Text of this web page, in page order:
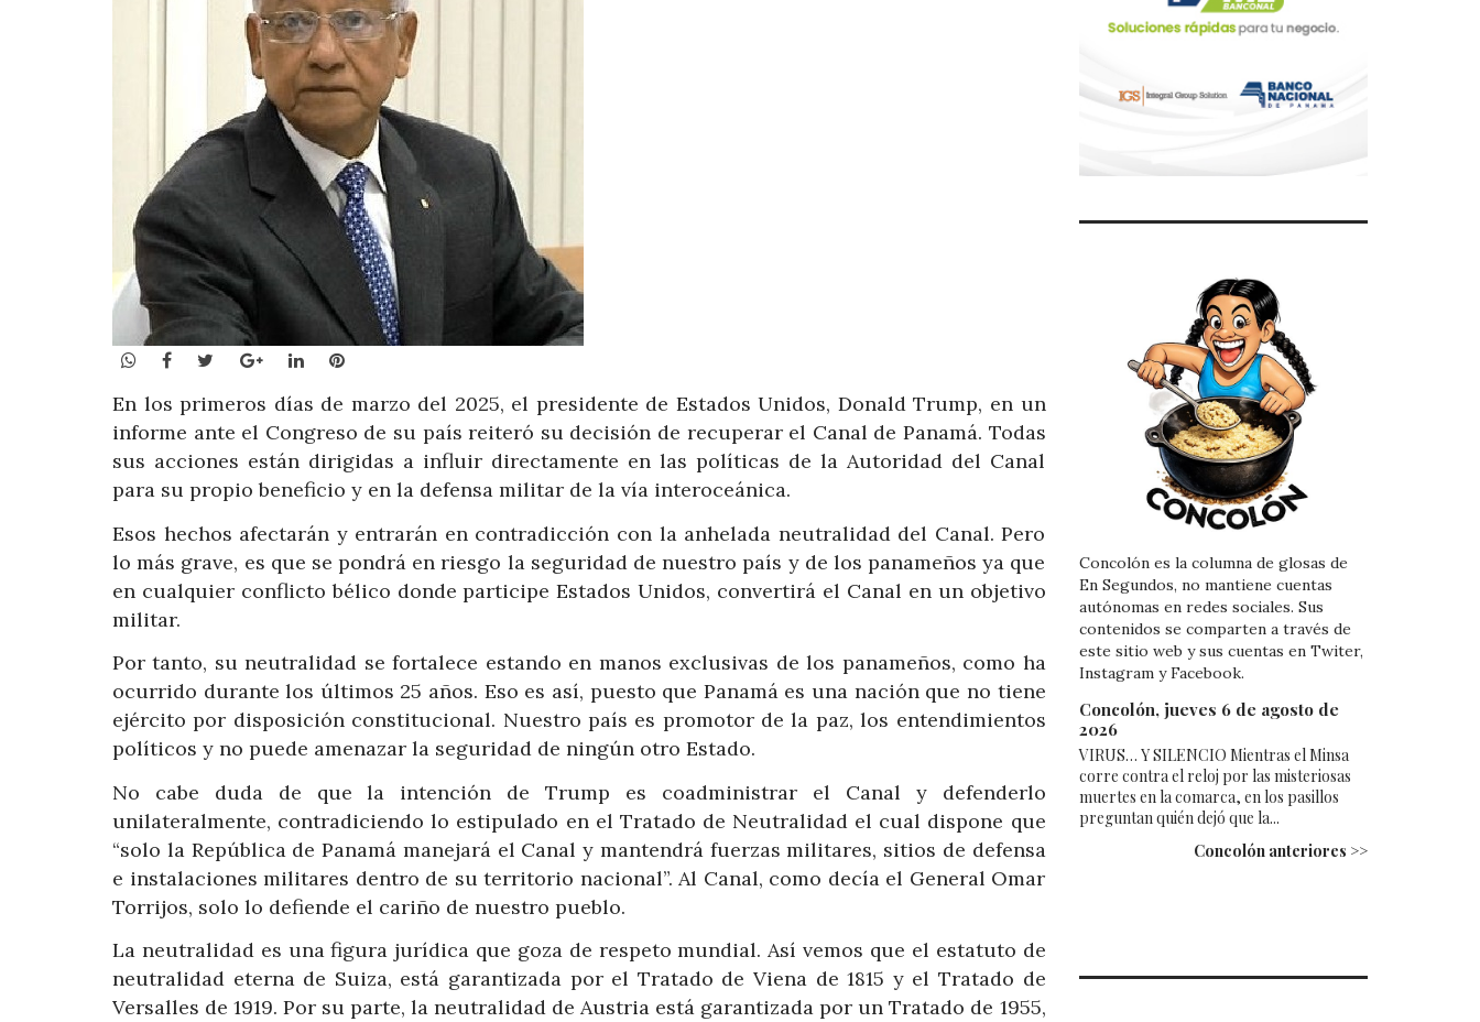
WhatsApp
Facebook
TwitterGoogle+LinkedInPinterest
En los primeros días de marzo del 2025, el presidente de Estados Unidos, Donald Trump, en un
informe ante el Congreso de su país reiteró su decisión de recuperar el Canal de Panamá. Todas
sus acciones están dirigidas a influir directamente en las políticas de la Autoridad del Canal
para su propio beneficio y en la defensa militar de la vía interoceánica.
Esos hechos afectarán y entrarán en contradicción con la anhelada neutralidad del Canal. Pero
lo más grave, es que se pondrá en riesgo la seguridad de nuestro país y de los panameños ya que
en cualquier conflicto bélico donde participe Estados Unidos, convertirá el Canal en un objetivo
militar.
Por tanto, su neutralidad se fortalece estando en manos exclusivas de los panameños, como ha
ocurrido durante los últimos 25 años. Eso es así, puesto que Panamá es una nación que no tiene
ejército por disposición constitucional. Nuestro país es promotor de la paz, los entendimientos
políticos y no puede amenazar la seguridad de ningún otro Estado.
No cabe duda de que la intención de Trump es coadministrar el Canal y defenderlo
unilateralmente, contradiciendo lo estipulado en el Tratado de Neutralidad el cual dispone que
“solo la República de Panamá manejará el Canal y mantendrá fuerzas militares, sitios de defensa
e instalaciones militares dentro de su territorio nacional”. Al Canal, como decía el General Omar
Torrijos, solo lo defiende el cariño de nuestro pueblo.
La neutralidad es una figura jurídica que goza de respeto mundial. Así vemos que el estatuto de
neutralidad eterna de Suiza, está garantizada por el Tratado de Viena de 1815 y el Tratado de
Versalles de 1919. Por su parte, la neutralidad de Austria está garantizada por un Tratado de 1955,
Concolón es la columna de glosas de
En Segundos, no mantiene cuentas
autónomas en redes sociales. Sus
contenidos se comparten a través de
este sitio web y sus cuentas en Twiter,
Instagram y Facebook.
Concolón, jueves 6 de agosto de
2026
VIRUS… Y SILENCIO Mientras el Minsa
corre contra el reloj por las misteriosas
muertes en la comarca, en los pasillos
preguntan quién dejó que la...
Concolón anteriores >>